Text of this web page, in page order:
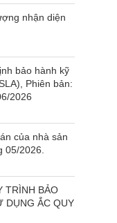
6KVA/
nhận diện
bảo hành kỹ
Phiên bản:
2026
của nhà sản
05/2026.
TRÌNH BẢO
DỤNG ẮC QUY